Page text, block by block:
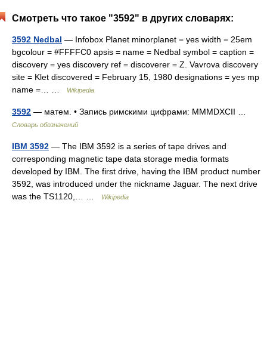
Смотреть что такое "3592" в других словарях:
3592 Nedbal — Infobox Planet minorplanet = yes width = 25em
bgcolour = #FFFFC0 apsis = name = Nedbal symbol = caption =
discovery = yes discovery ref = discoverer = Z. Vavrova discovery
site = Klet discovered = February 15, 1980 designations = yes mp
name =… …
Wikipedia
3592 — матем. • Запись римскими цифрами: MMMDXCII …
Словарь обозначений
IBM 3592 — The IBM 3592 is a series of tape drives and
corresponding magnetic tape data storage media formats
developed by IBM. The first drive, having the IBM product number
3592, was introduced under the nickname Jaguar. The next drive
was the TS1120,… …
Wikipedia